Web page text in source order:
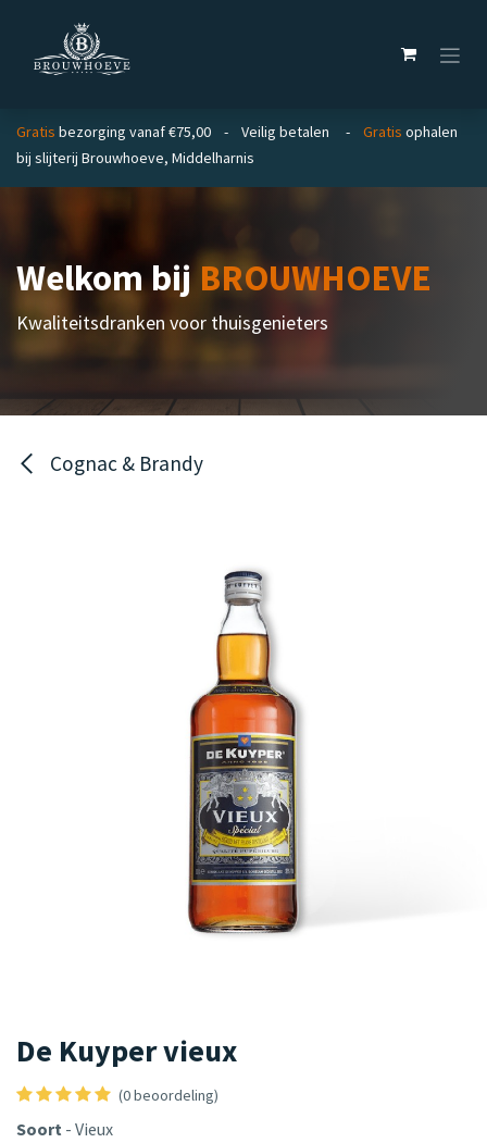
Gratis bezorging vanaf €75,00 - Veilig betalen - Gratis ophalen
bij slijterij Brouwhoeve, Middelharnis
Welkom bijBROUWHOEVE
Kwaliteitsdranken voor thuisgenieters
Cognac & Brandy
De Kuyper vieux
(0 beoordeling)
Soort - Vieux